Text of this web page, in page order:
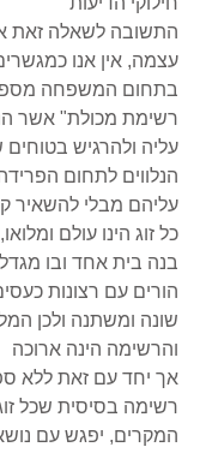
התשובה לשאלה זאת
עצמה, אין אנו כמגשרים
בתחום המשפחה
רשימת מכולת" אשר
עליה ולהרגיש
הנלווים לתחום
עליהם מבלי להשאיר
כל זוג הינו עולם
בנה בית אחד ובו מגדל
הורים עם רצונות
שונה ומשתנה ולכן
והרשימה הינה ארוכה
אך יחד עם זאת ללא
רשימה בסיסית שכל
המקרים, יפגש עם